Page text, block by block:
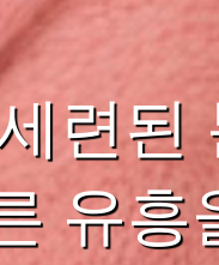
련된
유흥